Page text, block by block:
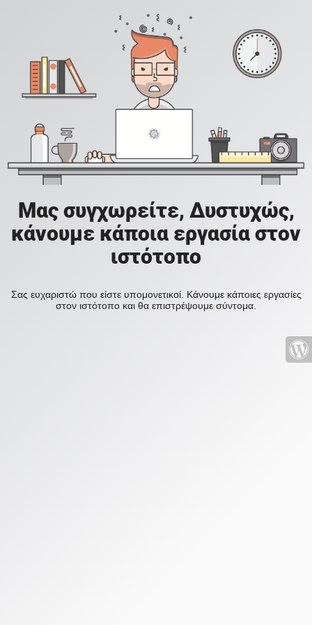
Μας συγχωρείτε, Δυστυχώς,
κάνουμε κάποια εργασία στον
ιστότοπο
Σας ευχαριστώ που είστε υπομονετικοί. Κάνουμε κάποιες εργασίες
στον ιστότοπο και θα επιστρέψουμε σύντομα.